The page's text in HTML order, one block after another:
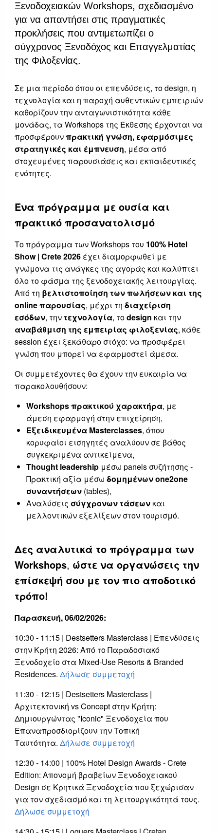
Ξενοδοχειακών Workshops, σχεδιασμένο
για να απαντήσει στις πραγματικές
προκλήσεις που αντιμετωπίζει ο
σύγχρονος Ξενοδόχος και Επαγγελματίας
της Φιλοξενίας.
Σε μια περίοδο όπου οι επενδύσεις, το design, η
τεχνολογία και η παροχή αυθεντικών εμπειριών
καθορίζουν την ανταγωνιστικότητα κάθε
μονάδας, τα Workshops της Έκθεσης έρχονται να
προσφέρουνπρακτική γνώση, εφαρμόσιμες
στρατηγικές και έμπνευση, μέσα από
στοχευμένες παρουσιάσεις και εκπαιδευτικές
ενότητες.
Ένα πρόγραμμα με ουσία και
πρακτικό προσανατολισμό
Το πρόγραμμα των Workshops του 100% Hotel
Show | Crete2026 έχει διαμορφωθεί με
γνώμονα τις ανάγκες της αγοράς και καλύπτει
όλο το φάσμα της ξενοδοχειακής λειτουργίας.
Από τη βελτιστοποίηση των πωλήσεων και της
online παρουσίας, μέχρι τη διαχείριση
εσόδων, την τεχνολογία, τοdesign και την
αναβάθμιση της εμπειρίας φιλοξενίας, κάθε
session έχει ξεκάθαρο στόχο: να προσφέρει
γνώση που μπορεί να εφαρμοστεί άμεσα.
Οι συμμετέχοντες θα έχουν την ευκαιρία να
παρακολουθήσουν:
Workshops πρακτικού χαρακτήρα, με
άμεση εφαρμογή στην επιχείρηση,
Εξειδικευμένα Masterclasses, όπου
κορυφαίοι εισηγητές αναλύουν σε βάθος
συγκεκριμένα αντικείμενα,
Thought leadership μέσω panels συζήτησης -
Πρακτική αξία μέσω δομημένων one2one
συναντήσεων (tables),
Αναλύσεις σύγχρονων τάσεων και
μελλοντικών εξελίξεων στον τουρισμό.
Δες αναλυτικά το πρόγραμμα των
Workshops, ώστε να οργανώσεις την
επίσκεψή σου με τον πιο αποδοτικό
τρόπο!
Παρασκευή, 06/02/2026:
10:30 - 11:15 | Destsetters Masterclass | Επενδύσεις
στην Κρήτη 2026: Από το Παραδοσιακό
Ξενοδοχείο στα Mixed-Use Resorts & Branded
Residences. Δήλωσε συμμετοχή
11:30 - 12:15 | Destsetters Masterclass |
Αρχιτεκτονική vs Concept στην Κρήτη:
Δημιουργώντας "Iconic" Ξενοδοχεία που
Επαναπροσδιορίζουν την Τοπική
Ταυτότητα. Δήλωσε συμμετοχή
12:30 - 14:00 | 100% Hotel Design Awards - Crete
Edition: Απονομή βραβείων Ξενοδοχειακού
Design σε Κρητικά Ξενοδοχεία που ξεχώρισαν
για τον σχεδιασμό και τη λειτουργικότητά τους.
Δήλωσε συμμετοχή